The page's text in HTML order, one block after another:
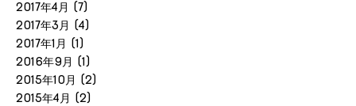
2017年4月 (7)
2017年3月 (4)
2017年1月 (1)
2016年9月 (1)
2015年10月 (2)
2015年4月 (2)